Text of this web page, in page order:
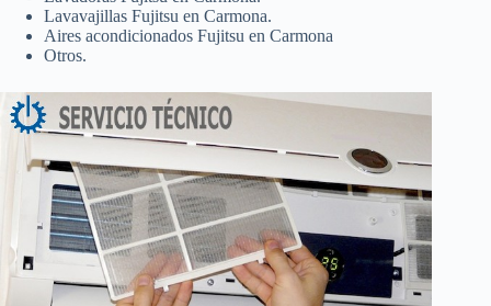
Lavavajillas Fujitsu en Carmona.
Aires acondicionados Fujitsu en Carmona
Otros.